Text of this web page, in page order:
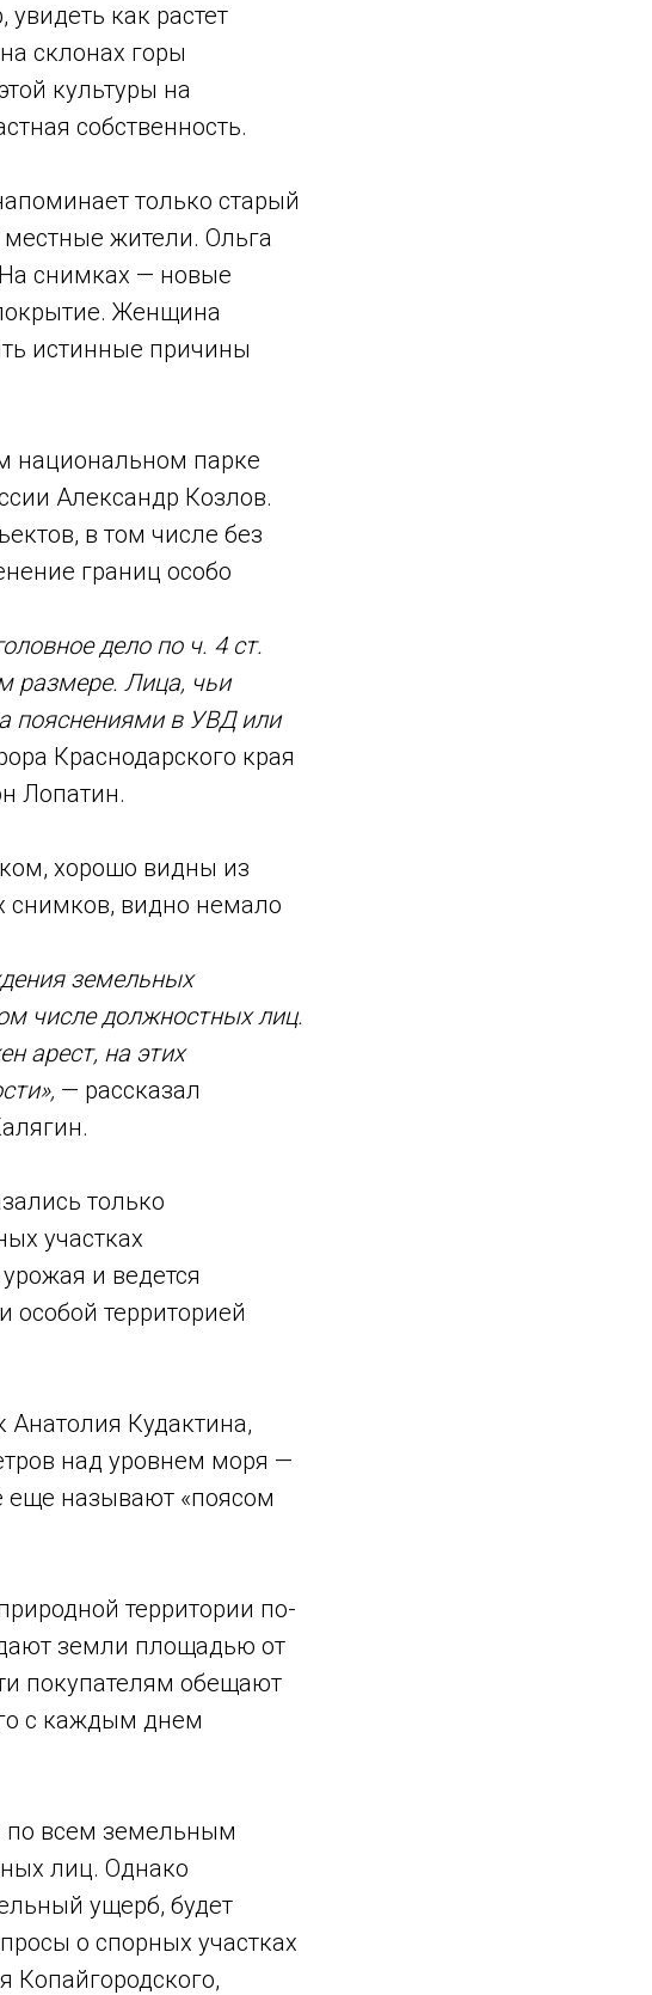
как растет
склонах горы
культуры на
собственность.
только старый
жители. Ольга
снимках — новые
Женщина
истинные причины
национальном парке
Александр Козлов.
в том числе без
границ особо
дело по ч. 4 ст.
размере. Лица, чьи
пояснениями в УВД или
Краснодарского края
Лопатин.
хорошо видны из
снимков, видно немало
земельных
числе должностных лиц.
арест, на этих
— рассказал
только
участках
и ведется
особой территорией
Анатолия Кудактина,
над уровнем моря —
называют «поясом
территории по-
земли площадью от
покупателям обещают
с каждым днем
по всем земельным
лиц. Однако
ущерб, будет
о спорных участках
Копайгородского,